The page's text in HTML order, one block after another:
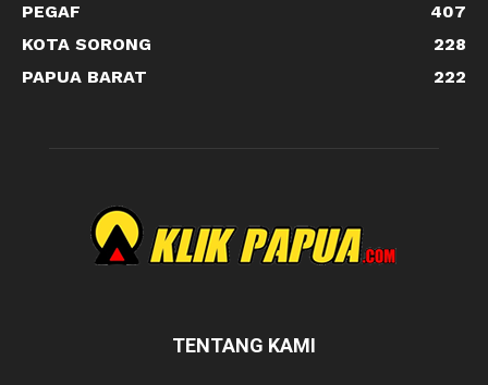
PEGAF
407
KOTA SORONG
228
PAPUA BARAT
222
TENTANG KAMI